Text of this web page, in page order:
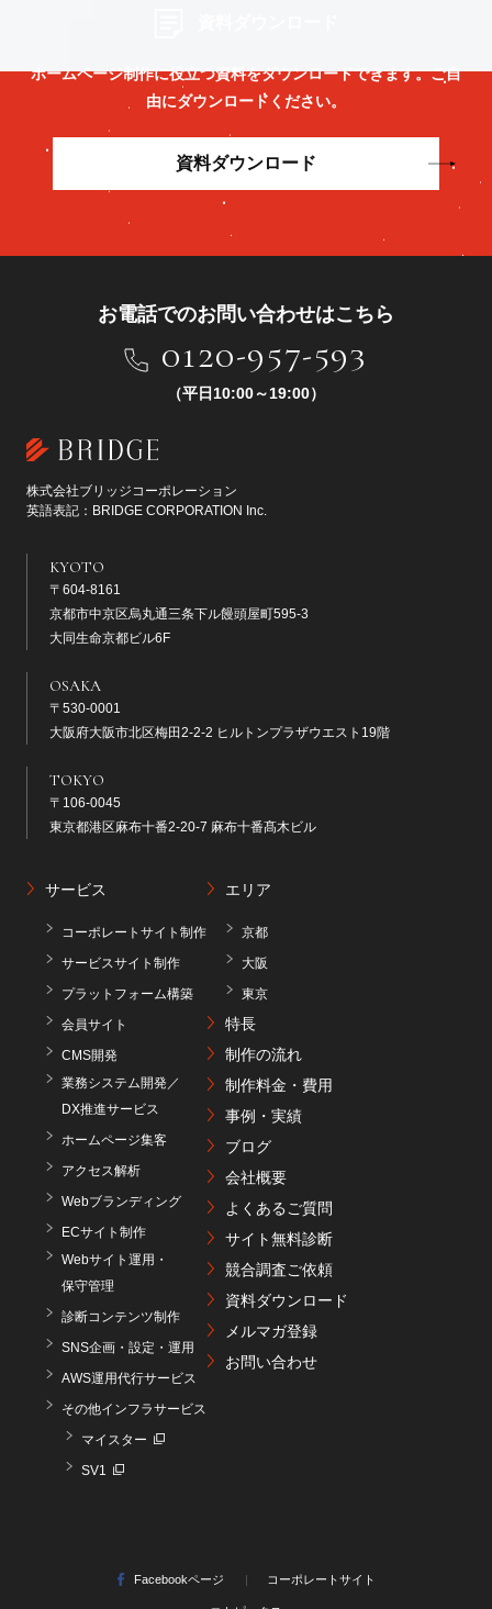
ホームページ制作に役立つ資料をダウンロードできます。ご自
由にダウンロードください。
資料ダウンロード
お電話でのお問い合わせはこちら
0120-957-593
（平日10:00～19:00）
株式会社ブリッジコーポレーション
英語表記：BRIDGE CORPORATION Inc.
KYOTO
〒604-8161
京都市中京区烏丸通三条下ル饅頭屋町595-3
大同生命京都ビル6F
OSAKA
〒530-0001
大阪府大阪市北区梅田2-2-2 ヒルトンプラザウエスト19階
TOKYO
〒106-0045
東京都港区麻布十番2-20-7 麻布十番髙木ビル
サービス
コーポレートサイト制作
サービスサイト制作
プラットフォーム構築
会員サイト
CMS開発
業務システム開発／
DX推進サービス
ホームページ集客
アクセス解析
Webブランディング
ECサイト制作
Webサイト運用・
保守管理
診断コンテンツ制作
SNS企画・設定・運用
AWS運用代行サービス
その他インフラサービス
マイスター
SV1
エリア
京都
大阪
東京
特長
制作の流れ
制作料金・費用
事例・実績
ブログ
会社概要
よくあるご質問
サイト無料診断
競合調査ご依頼
資料ダウンロード
メルマガ登録
お問い合わせ
Facebookページ コーポレートサイト